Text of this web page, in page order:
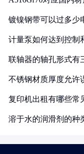
镀镍钢带可以过多少
计量泵如何达到控制
联轴器的轴孔形式有
不锈钢材质厚度允许
复印机出租有哪些常
溶于水的润滑剂的种